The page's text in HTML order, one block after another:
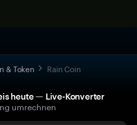
& Token Rain Coin
heute — Live-Konverter
umrechnen